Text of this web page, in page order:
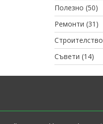
Полезно (50)
Ремонти (31)
Строителство
Съвети (14)